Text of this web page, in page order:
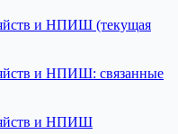
и НПИШ (текущая
и НПИШ: связанные
и НПИШ